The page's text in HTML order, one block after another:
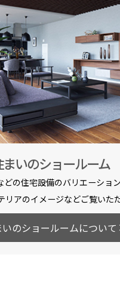
いのショールーム
どの住宅設備のバリエーショ
リアのイメージなどご覧いた
のショールームについて